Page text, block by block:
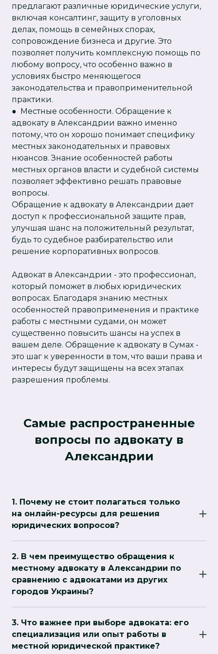
предлагают различные юридические услуги,
включая консалтинг, защиту в уголовных
делах, помощь в семейных спорах,
сопровождение бизнеса и другие. Это
позволяет получить комплексную помощь по
любому вопросу, что особенно важно в
условиях быстро меняющегося
законодательства и правоприменительной
практики.
● Местные особенности. Обращение к
адвокату в Александрии важно именно
потому, что он хорошо понимает специфику
местных законодательных и правовых
нюансов. Знание особенностей работы
местных органов власти и судебной системы
позволяет эффективно решать правовые
вопросы.
Обращение к адвокату в Александрии дает
доступ к профессиональной защите прав,
улучшая шанс на положительный результат,
будь то судебное разбирательство или
решение корпоративных вопросов.
Адвокат в Александрии - это профессионал,
который поможет в любых юридических
вопросах. Благодаря знанию местных
особенностей правоприменения и практике
работы с местными судами, он может
существенно повысить шансы на успех в
вашем деле. Обращение к адвокату в Сумах -
это шаг к уверенности в том, что ваши права и
интересы будут защищены на всех этапах
разрешения проблемы.
Самые распространенные
вопросы по адвокату в
Александрии
1. Почему не стоит полагаться только
на онлайн-ресурсы для решения
юридических вопросов?
уникален и требует индивидуального
подхода. Адвокат, работающий в Сумах,
знаком с местными особенностями
правоприменения и судебной практики, что
дает ему преимущество в точной
интерпретации законов и защите интересов
клиетов.
2. В чем преимущество обращения к
местному адвокату в Александрии по
сравнению с адвокатами из других
городов Украины?
нормативные акты, что помогает ему
предсказать возможные сложности и быстрее
найти решение проблемы. Этот опыт помогает
3. Что важнее при выборе адвоката: его
специализация или опыт работы в
местной юридической практике?